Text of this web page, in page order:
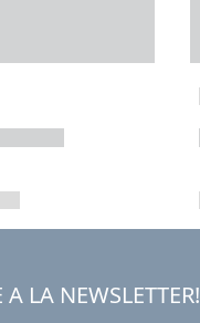
A LA NEWSLETTER!